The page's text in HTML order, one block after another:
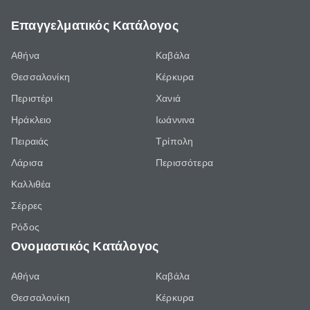
Επαγγελματικός Κατάλογος
Αθήνα
Θεσσαλονίκη
Περιστέρι
Ηράκλειο
Πειραιάς
Λάρισα
Καλλιθέα
Σέρρες
Ρόδος
Καβάλα
Κέρκυρα
Χανιά
Ιωάννινα
Τρίπολη
Περισσότερα
Ονομαστικός Κατάλογος
Αθήνα
Θεσσαλονίκη
Καβάλα
Κέρκυρα